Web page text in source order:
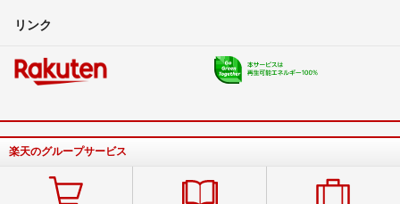
リンク
楽天のグループサービス